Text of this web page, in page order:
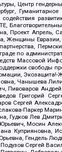
Центр
Проект
по
Массовой
свободы
Чанышева
Григорий
Сергей
Паркер
Гудков Лев
Мосин
Куприяновна,
Гендель
Сергей